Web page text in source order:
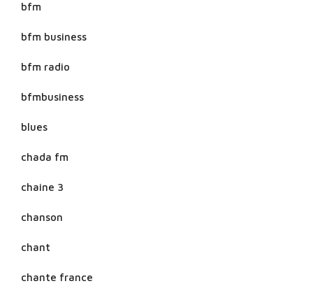
bfm
bfm business
bfm radio
bfmbusiness
blues
chada fm
chaine 3
chanson
chant
chante france